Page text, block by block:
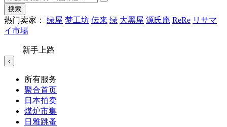
搜索
热门卖家： 绿屋 梦工坊 伝来 绿 大黑屋 源氏庵 ReRe リサマ
イ市場
新手上路
‹
所有服务
聚合首页
日本拍卖
煤炉市集
日雅跳蚤